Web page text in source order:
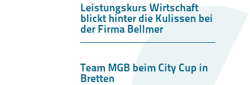
Leistungskurs Wirtschaft
blickt hinter die Kulissen bei
der Firma Bellmer
Team MGB beim City Cup in
Bretten